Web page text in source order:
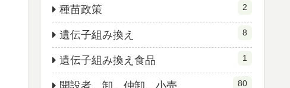
種苗政策 2
遺伝子組み換え 8
遺伝子組み換え食品 1
開設者、卸、仲卸、小売 80